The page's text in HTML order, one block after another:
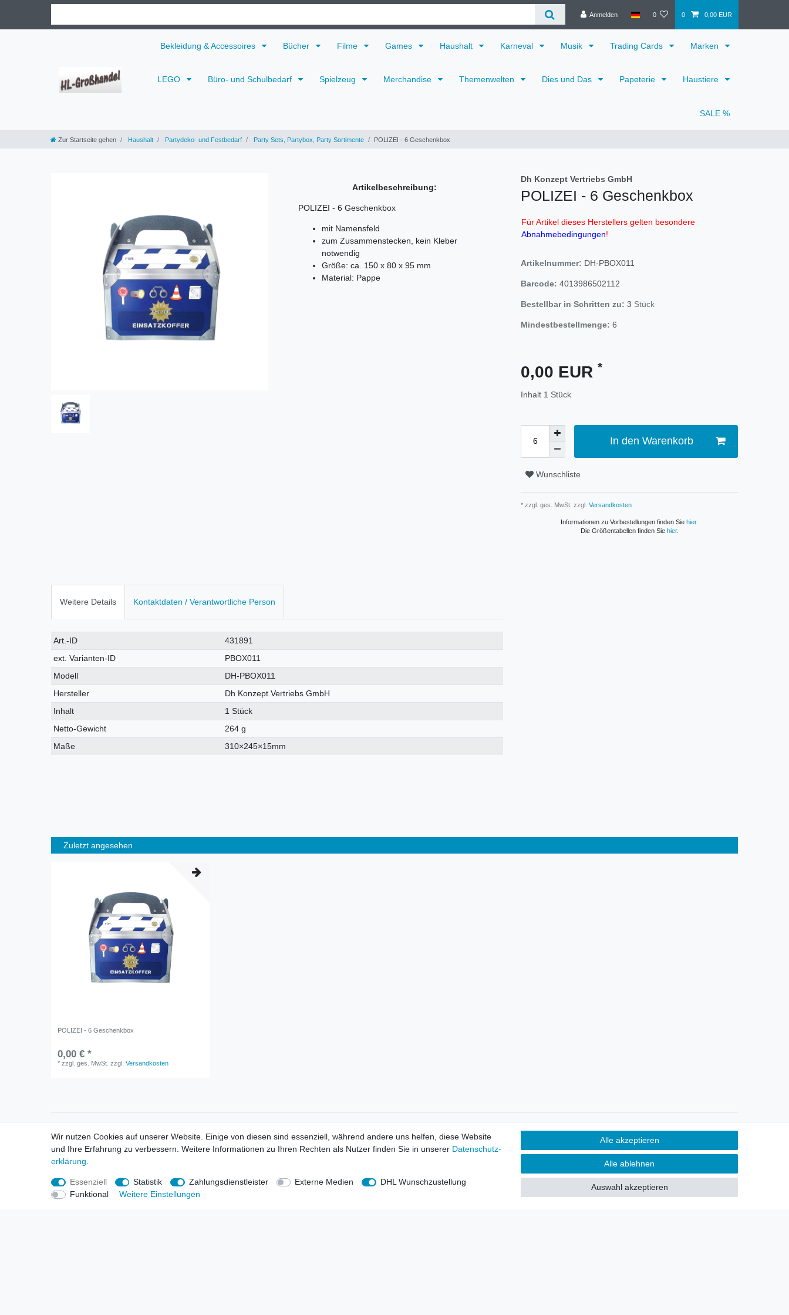
Anmelden 0 0 0,00 EUR
Bekleidung & Accessoires Bücher Filme Games Haushalt Karneval Musik Trading Cards Marken
LEGO Büro- und Schulbedarf Spielzeug Merchandise Themenwelten Dies und Das Papeterie Haustiere
SALE %
Zur Startseite gehen Haushalt Partydeko- und Festbedarf Party Sets, Partybox, Party Sortimente POLIZEI - 6 Geschenkbox
Artikelbeschreibung:
POLIZEI - 6 Geschenkbox
mit Namensfeld
zum Zusammenstecken, kein Kleber
notwendig
Größe: ca. 150 x 80 x 95 mm
Material: Pappe
Dh Konzept Vertriebs GmbH
POLIZEI - 6 Geschenkbox
Für Artikel dieses Herstellers gelten besondere
Abnahmebedingungen!
Artikelnummer: DH-PBOX011
Barcode: 4013986502112
Bestellbar in Schritten zu: 3 Stück
Mindestbestellmenge: 6
0,00 EUR *
Inhalt 1 Stück
In den Warenkorb
Wunschliste
* zzgl. ges. MwSt. zzgl. Versandkosten
Informationen zu Vorbestellungen finden Sie hier.
Die Größentabellen finden Sie hier.
Weitere Details Kontaktdaten / Verantwortliche Person
Technisches
Merkmal
Wert
Art.-ID
431891
ext. Varianten-ID
PBOX011
Modell
DH-PBOX011
Hersteller
Dh Konzept Vertriebs GmbH
Inhalt
1 Stück
Netto-Gewicht
264 g
Maße
310×245×15mm
Zuletzt angesehen
POLIZEI - 6 Geschenkbox
0,00 € *
*zzgl. ges. MwSt. zzgl.Versandkosten
Informationen
Neukunden / New Accounts
Zahlung
Versandkosten
Entsorgungs- & Umweltbestimmungen
Größentabellen
Informationen
Händlerbund - rechtssicher verkaufen
Produkt-Kataloge
Über uns
Wir versenden mit
Sie möchten über neu eingetroffene
Lagerware oder Neuheiten
allgemein informiert werden?
Wir nutzen Cookies auf unserer Website. Einige von diesen sind essenziell, während andere uns helfen, diese Website
und Ihre Erfahrung zu verbessern. Weitere Informationen zu Ihren Rechten als Nutzer finden Sie in unserer Daten­schutz­
erklärung
Essenziell Statistik Zahlungsdienstleister Externe Medien
DHL Wunschzustellung
Funktional
Weitere Einstellungen
Alle akzeptieren
Alle ablehnen
Auswahl akzeptieren